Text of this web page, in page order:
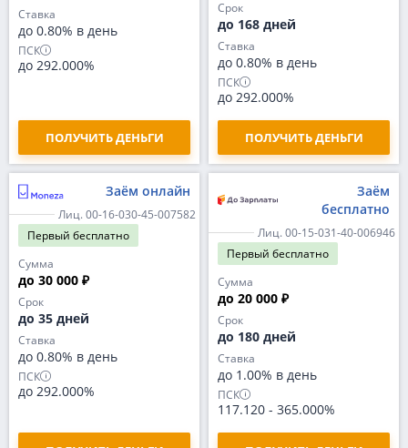
Ставка
до 0.80% в день
ПСК
до 292.000%
ПОЛУЧИТЬ ДЕНЬГИ
Срок
до 168 дней
Ставка
до 0.80% в день
ПСК
до 292.000%
ПОЛУЧИТЬ ДЕНЬГИ
Заём онлайн
Лиц. 00-16-030-45-007582
Первый бесплатно
Сумма
до 30 000 ₽
Срок
до 35 дней
Ставка
до 0.80% в день
ПСК
до 292.000%
Заём
бесплатно
Лиц. 00-15-031-40-006946
Первый бесплатно
Сумма
до 20 000 ₽
Срок
до 180 дней
Ставка
до 1.00% в день
ПСК
117.120 - 365.000%